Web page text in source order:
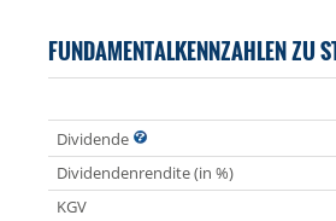
FUNDAMENTALKENNZAHLEN ZU
Dividende
Dividendenrendite (in %)
KGV